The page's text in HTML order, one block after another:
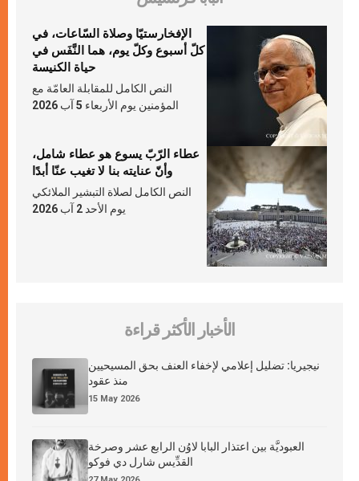
الإفخارستيّا وصلاة السّاعات، في
كلّ أسبوع وكلّ يوم، هما النَّفَس في
حياة الكنيسة
النص الكامل للمقابلة العامّة مع
المؤمنين يوم الأربعاء 5 آب 2026
عطاء الرّبّ يسوع هو عطاء شامل،
وأنّ عنايته بنا لا تغيب عنّا أبدًا
النص الكامل لصلاة التبشير الملائكي
يوم الأحد 2 آب 2026
الأخبار الأكثر قراءة
نيجيريا: تضليل إعلامي لإخفاء العنف بحق المسيحيين
منذ عقود
15 May 2026
العبوديَّة بين اعتذار البابا لاوُن الرابع عشر وصرخة
القدِّيس شارل دي فوكو